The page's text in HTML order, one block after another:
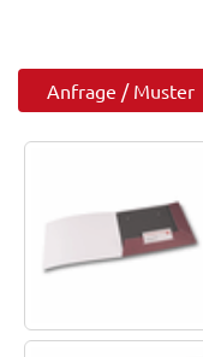
Anfrage / Muster